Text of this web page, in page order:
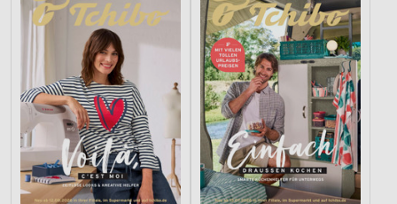
Nicht-IAB-Verarbeitungszwecke:
Notwendig
Performance
Funktional
Werbung